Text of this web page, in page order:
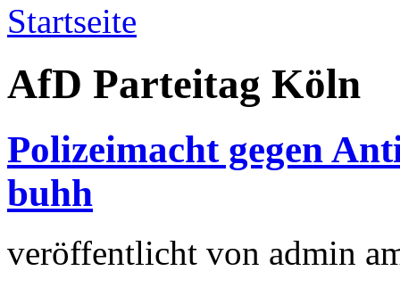
Startseite
AfD Parteitag Köln
Polizeimacht gegen
buhh
veröffentlicht von admin